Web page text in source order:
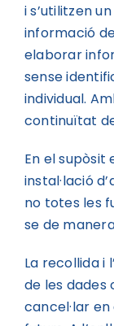
i s’utilitzen
informació
elaborar
sense
individual.
continuïtat
En el supòsit
instal·lació
no totes les
se de
La recollida i
de les dades
cancel·lar